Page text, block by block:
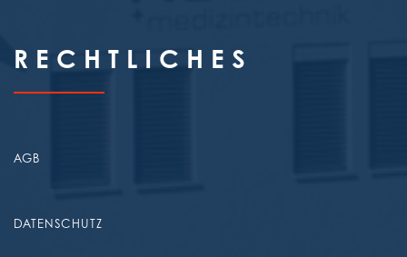
RECHTLICHES
AGB
DATENSCHUTZ